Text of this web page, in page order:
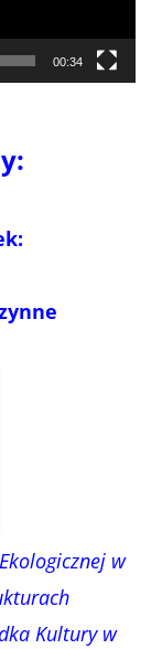
00:34
w
Kultury w